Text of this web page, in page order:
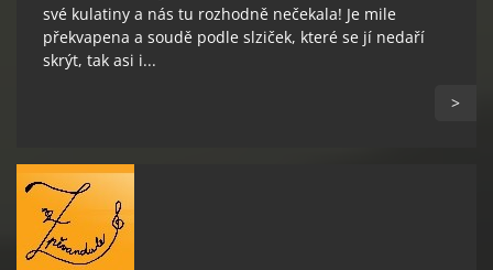
své kulatiny a nás tu rozhodně nečekala! Je mile
překvapena a soudě podle slziček, které se jí nedaří
skrýt, tak asi i...
>